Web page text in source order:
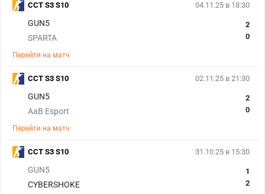
04.11.25 в 18:30
GUN5
SPARTA
2
0
Перейти на матч
CCT S3 S10
02.11.25 в 21:30
GUN5
AaB Esport
2
0
Перейти на матч
CCT S3 S10
31.10.25 в 15:30
GUN5
CYBERSHOKE
1
2
CCT S3 S10